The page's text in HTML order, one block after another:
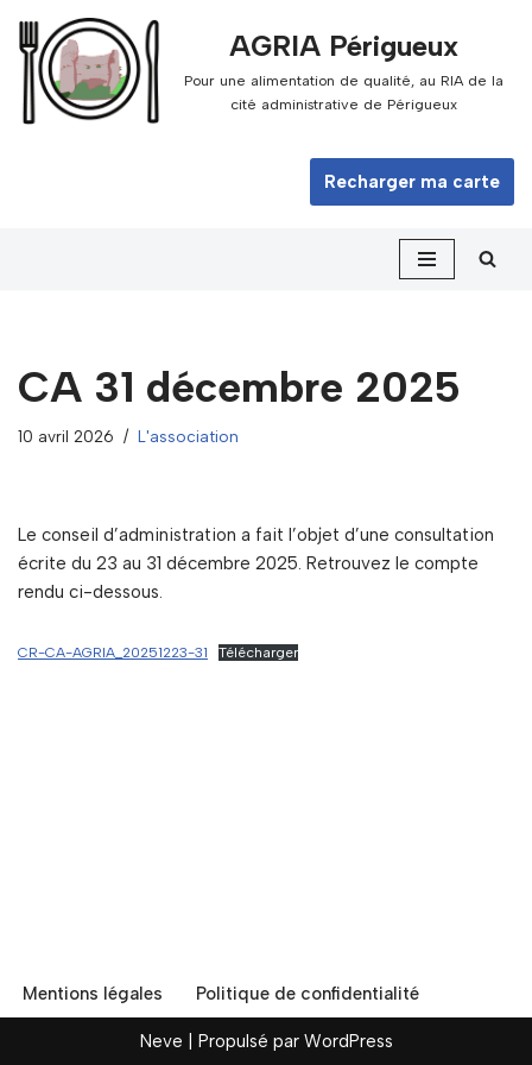
Aller
au
contenu
AGRIA Périgueux
Pour une alimentation de qualité, au RIA de la
cité administrative de Périgueux
Recharger ma carte
CA 31 décembre 2025
10 avril 2026 L'association
Le conseil d’administration a fait l’objet d’une consultation
écrite du 23 au 31 décembre 2025. Retrouvez le compte
rendu ci-dessous.
CR-CA-AGRIA_20251223-31 Télécharger
Mentions légales Politique de confidentialité
Neve | Propulsé par WordPress